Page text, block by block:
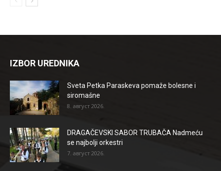
IZBOR UREDNIKA
Sveta Petka Paraskeva pomaže bolesne i
siromašne
8. август 2026.
DRAGAČEVSKI SABOR TRUBAČA Nadmeću
se najbolji orkestri
7. август 2026.